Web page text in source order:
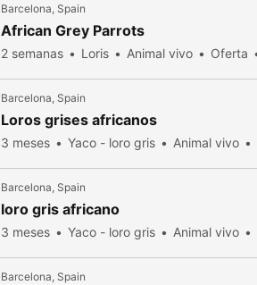
Barcelona, Spain
African Grey Parrots
2 semanas Loris Animal vivo Oferta
Barcelona, Spain
Loros grises africanos
3 meses Yaco - loro gris Animal vivo
Barcelona, Spain
loro gris africano
3 meses Yaco - loro gris Animal vivo
Barcelona, Spain